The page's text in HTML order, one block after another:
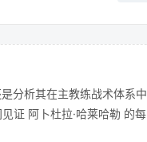
分析其在主教练战术体系中
证 阿卜杜拉·哈莱哈勒 的每